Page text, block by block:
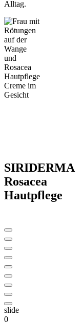
Alltag.
SIRIDERMA
Rosacea
Hautpflege
slide
0